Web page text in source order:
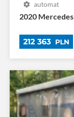
automat
2020
212 363 PLN